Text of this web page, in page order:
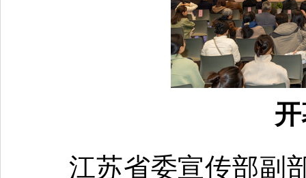
江苏省委宣传部副部